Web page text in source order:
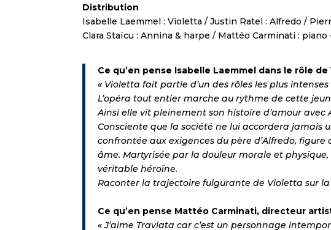
Distribution
Isabelle Laemmel : Violetta / Justin Ratel : Alfredo /
Clara Staïcu : Annina & harpe / Mattéo Carminati :
Ce qu’en pense Isabelle Laemmel dans le rôle
« Violetta fait partie d’un des rôles les plus
L’opéra tout entier marche au rythme de cette
Ainsi elle vit pleinement son histoire d’amour
Consciente que la société ne lui accordera jamais
confrontée aux exigences du père d’Alfredo,
âme. Martyrisée par la douleur morale et
véritable héroïne.
Raconter la trajectoire fulgurante de Violetta sur
Ce qu’en pense Mattéo Carminati, directeur
« J’aime Traviata car c’est un personnage